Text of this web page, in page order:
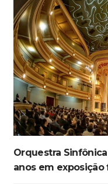
Orquestra
anos em